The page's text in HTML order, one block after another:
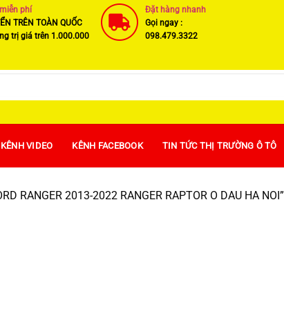
phí
TRÊN TOÀN QUỐC
trị giá trên 1.000.000
Đặt hàng nhanh
Gọi ngay :
098.479.3322
KÊNH VIDEO KÊNH FACEBOOK TIN TỨC THỊ TRƯỜNG Ô TÔ
RANGER 2013-2022 RANGER RAPTOR O DAU HA NOI”